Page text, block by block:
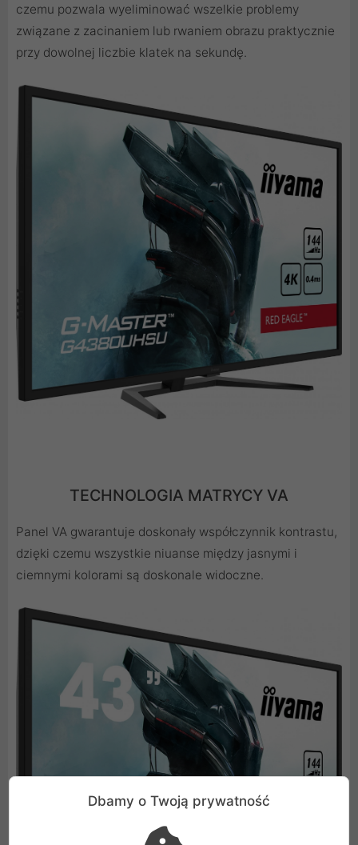
czemu pozwala wyeliminować wszelkie problemy
związane z zacinaniem lub rwaniem obrazu praktycznie
przy dowolnej liczbie klatek na sekundę.
TECHNOLOGIA MATRYCY VA
Panel VA gwarantuje doskonały współczynnik kontrastu,
dzięki czemu wszystkie niuanse między jasnymi i
ciemnymi kolorami są doskonale widoczne.
Dbamy o Twoją prywatność